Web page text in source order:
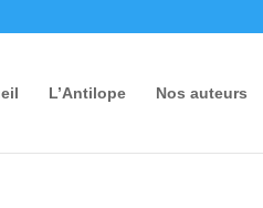
L’Antilope Nos auteurs